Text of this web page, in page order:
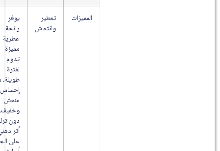
المميزات
تعطير
وانتعاش
عطرية
طويلة، مع
إحساس
منعش
وخفيف،
دون ترك
أثر دهني
على الجلد